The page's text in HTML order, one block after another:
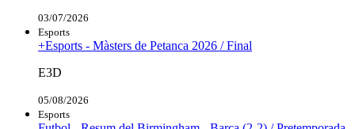
03/07/2026
Esports
+Esports - Màsters de Petanca 2026 / Final
E3D
05/08/2026
Esports